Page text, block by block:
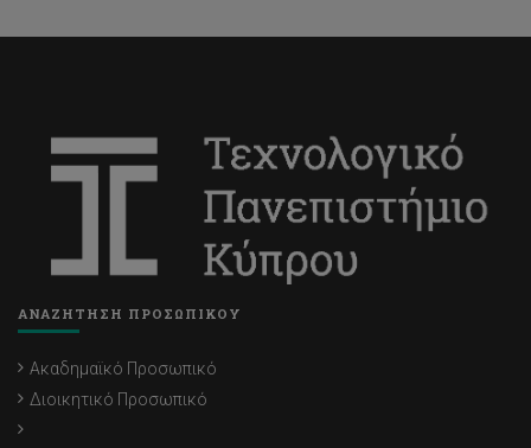
ΑΝΑΖΗΤΗΣΗ ΠΡΟΣΩΠΙΚΟΥ
Ακαδημαϊκό Προσωπικό
Διοικητικό Προσωπικό